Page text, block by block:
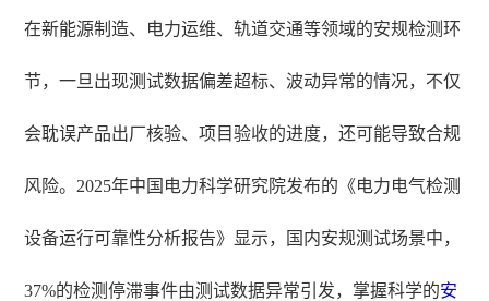
在新能源制造、电力运维、轨道交通等领域的安规检测环
节，一旦出现测试数据偏差超标、波动异常的情况，不仅
会耽误产品出厂核验、项目验收的进度，还可能导致合规
风险。2025年中国电力科学研究院发布的《电力电气检测
设备运行可靠性分析报告》显示，国内安规测试场景中，
37%的检测停滞事件由测试数据异常引发，掌握科学的安